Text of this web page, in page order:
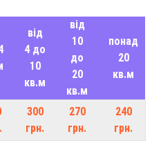
від
4 до
10
кв.м
від
10
до
20
кв.м
понад
20
кв.м
300
грн.
270
грн.
240
грн.